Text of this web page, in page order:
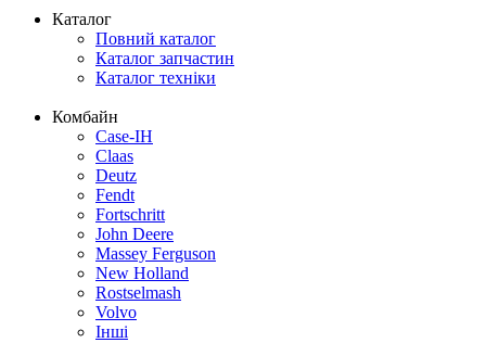
Каталог
Повний каталог
Каталог запчастин
Каталог техніки
Комбайн
Case-IH
Claas
Deutz
Fendt
Fortschritt
John Deere
Massey Ferguson
New Holland
Rostselmash
Volvo
Інші